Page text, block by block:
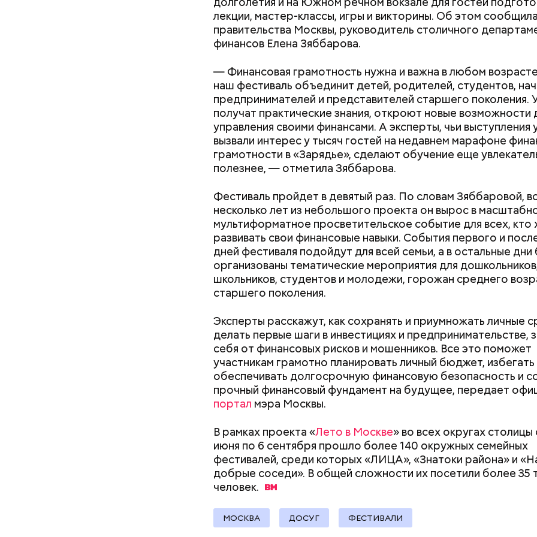
лекции, мастер-классы, игры и викторины. Об этом
правительства Москвы, руководитель столичного
финансов Елена Зяббарова.
— Финансовая грамотность нужна и важна в любом
наш фестиваль объединит детей, родителей, студентов,
предпринимателей и представителей старшего поколения.
получат практические знания, откроют новые возможности
управления своими финансами. А эксперты, чьи выступления
вызвали интерес у тысяч гостей на недавнем марафоне
грамотности в «Зарядье», сделают обучение еще
полезнее, — отметила Зяббарова.
Фестиваль пройдет в девятый раз. По словам Зяббаровой,
несколько лет из небольшого проекта он вырос в
мультиформатное просветительское событие для всех, кто
развивать свои финансовые навыки. События первого и
дней фестиваля подойдут для всей семьи, а в остальные дни
организованы тематические мероприятия для
школьников, студентов и молодежи, горожан среднего
старшего поколения.
Эксперты расскажут, как сохранять и приумножать личные
делать первые шаги в инвестициях и предпринимательстве,
себя от финансовых рисков и мошенников. Все это поможет
участникам грамотно планировать личный бюджет,
обеспечивать долгосрочную финансовую безопасность и
прочный финансовый фундамент на будущее, передает
портал мэра Москвы.
В рамках проекта «Лето в Москве» во всех округах столицы
июня по 6 сентября прошло более 140 окружных семейных
фестивалей, среди которых «ЛИЦА», «Знатоки района» и
добрые соседи». В общей сложности их посетили более 35
человек.
МОСКВА ДОСУГ ФЕСТИВАЛИ
скидки для автовладельцев (заправки, мойки и так далее);
бытовые услуги;
ветеринария и зоотовары;
детские товары;
досуг и развлечения;
кафе и рестораны;
медицина (частные клиники);
образование (курсы и учебные центры);
оптика;
парфюмерия и косметика;
продукты питания (супермаркеты, магазины у дома);
спортивные магазины;
страхование, право и финансы;
бытовая техника и электроника;
товары для дома;
— Маршрут затрагивает востребованные улицы районов.
образом, жители разных районов смогут как отдыхать, так и
делам по реализованным велополосам и велодорожкам.
Фото: Shutterstock
Подвал Мастера
Существуют несколько версий, какой именно дом стал
жилища Мастера. Но согласно самой популярной — это
№ 9, что в Мансуровском переулке. Здесь жили друзья
над «Мастером и Маргаритой».
психоэмоциональная травма
для мужчины»: что такое
гинекомастия
проезжей
легковушка
пешеходов в